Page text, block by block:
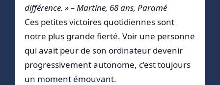
différence. » – Martine, 68 ans, Paramé
Ces petites victoires quotidiennes sont
notre plus grande fierté. Voir une personne
qui avait peur de son ordinateur devenir
progressivement autonome, c’est toujours
un moment émouvant.